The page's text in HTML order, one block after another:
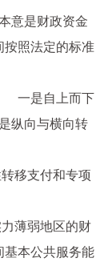
意是财政资金
按照法定的标准
一是自上而下
向与横向转
移支付和专项
薄弱地区的财
基本公共服务能